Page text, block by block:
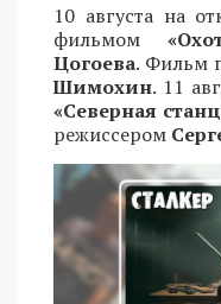
10 августа на
фильмом
Цогоева. Фильм
Шимохин. 11
«Северная
режиссером